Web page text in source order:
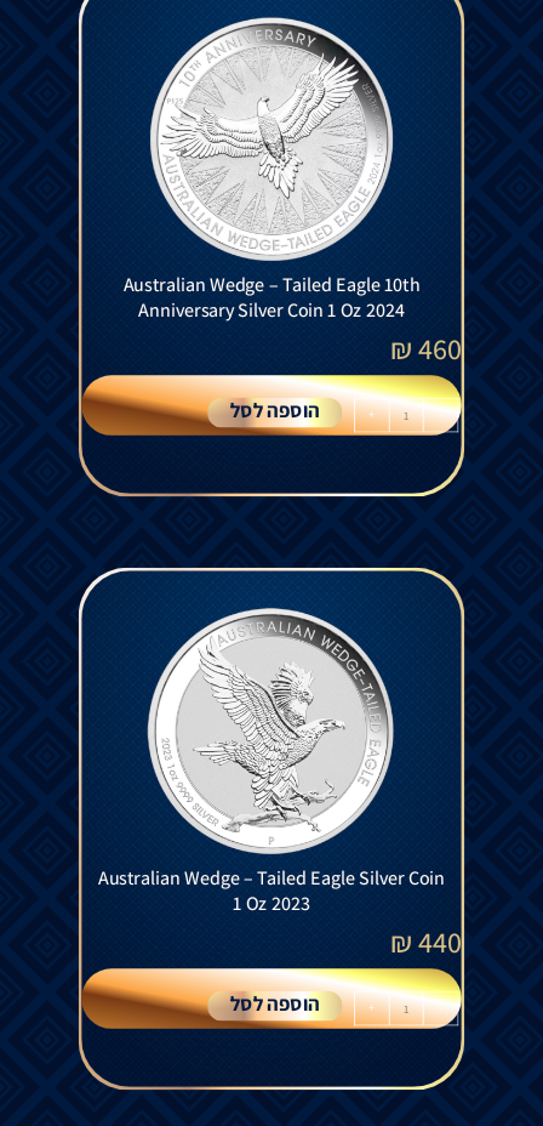
Australian Wedge – Tailed Eagle 10th
Anniversary Silver Coin 1 Oz 2024
460
₪
-
+ הוספה לסל
Australian Wedge – Tailed Eagle Silver Coin
1 Oz 2023
440
₪
-
+ הוספה לסל